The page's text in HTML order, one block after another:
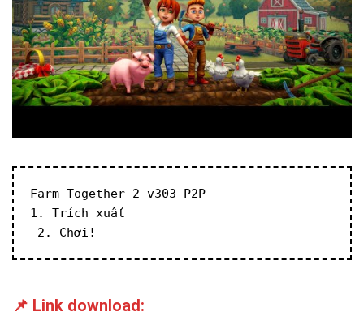
Farm Together 2 v303-P2P
1. Trích xuất
2. Chơi!
📌 Link download: